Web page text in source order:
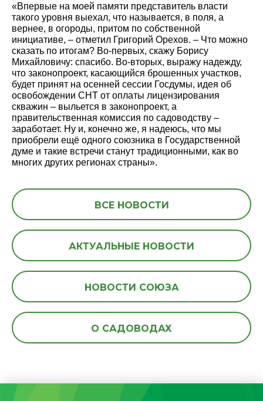
«Впервые на моей памяти представитель власти
такого уровня выехал, что называется, в поля, а
вернее, в огороды, притом по собственной
инициативе, – отметил Григорий Орехов. – Что можно
сказать по итогам? Во-первых, скажу Борису
Михайловичу: спасибо. Во-вторых, выражу надежду,
что законопроект, касающийся брошенных участков,
будет принят на осенней сессии Госдумы, идея об
освобождении СНТ от оплаты лицензирования
скважин – выльется в законопроект, а
правительственная комиссия по садоводству –
заработает. Ну и, конечно же, я надеюсь, что мы
приобрели ещё одного союзника в Государственной
думе и такие встречи станут традиционными, как во
многих других регионах страны».
ВСЕ НОВОСТИ
АКТУАЛЬНЫЕ НОВОСТИ
НОВОСТИ СОЮЗА
О САДОВОДАХ